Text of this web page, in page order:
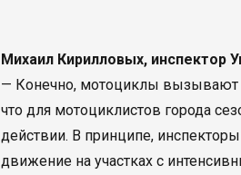
Михаил Кирилловых, инспектор
— Конечно, мотоциклы вызывают
что для мотоциклистов города
действии. В принципе,
движение на участках с